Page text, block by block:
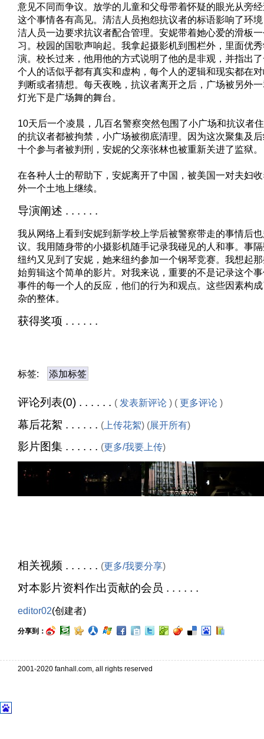
意见不同而争议。放学的儿童和父母带着怀疑的眼光从旁
这个事情各有高见。清洁人员抱怨抗议者的标语影响了环
洁人员一边要求抗议者配合管理。安妮带着她心爱的滑板
习。校园的国歌声响起。我拿起摄影机到围栏外，里面优
演。校长过来，他用他的方式说明了他的是非观，并指出
个人的话似乎都有真实和虚构，每个人的逻辑和现实都在
判断或者猜想。每天夜晚，抗议者离开之后，广场被另外
灯光下是广场舞的舞台。
10天后一个凌晨，几百名警察突然包围了小广场和抗议者
的抗议者都被拘禁，小广场被彻底清理。因为这次聚集及
十个参与者被判刑，安妮的父亲张林也被重新关进了监狱。
在各种人士的帮助下，安妮离开了中国，被美国一对夫妇
外一个土地上继续。
导演阐述 . . . . . .
我从网络上看到安妮到新学校上学后被警察带走的事情后
议。我用随身带的小摄影机随手记录我碰见的人和事。事
纽约又见到了安妮，她来纽约参加一个钢琴竞赛。我想起
始剪辑这个简单的影片。对我来说，重要的不是记录这个
事件的每一个人的反应，他们的行为和观点。这些因素构
杂的整体。
获得奖项 . . . . . .
标签: 添加标签
评论列表(0) . . . . . . ( 发表新评论 ) ( 更多评论 )
幕后花絮 . . . . . . ( 上传花絮) (展开所有)
影片图集 . . . . . . (更多/我要上传)
相关视频 . . . . . . (更多/我要分享)
对本影片资料作出贡献的会员 . . . . . .
editor02(创建者)
分享到：
2001-2020 fanhall.com, all rights reserved